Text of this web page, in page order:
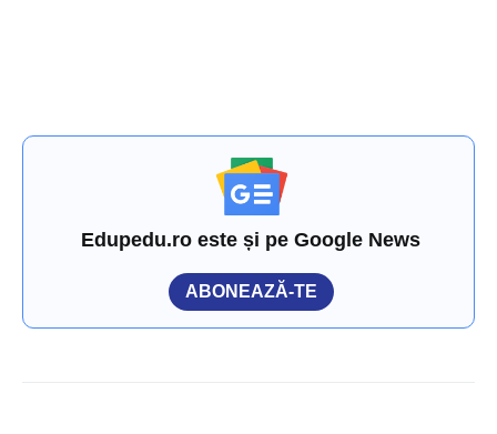
Edupedu.ro este și pe Google News
ABONEAZĂ-TE